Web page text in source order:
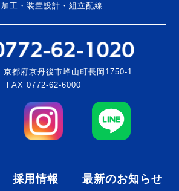
工・装置設計・組立配線
都府京丹後市峰山町長岡1750-1
FAX 0772-62-6000
採用情報 最新のお知らせ